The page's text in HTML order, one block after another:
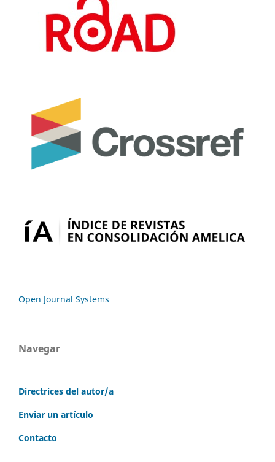
Open Journal Systems
Navegar
Directrices del autor/a
Enviar un artículo
Contacto